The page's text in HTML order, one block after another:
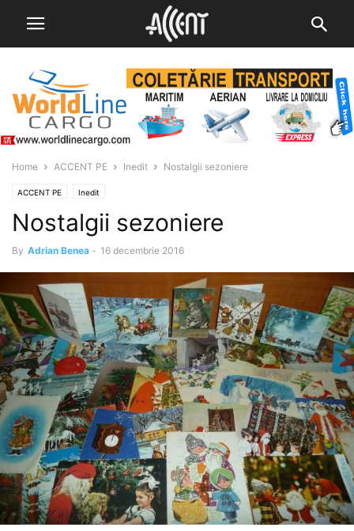
Home ACCENT PE Inedit Nostalgii sezoniere
ACCENT PE Inedit
Nostalgii sezoniere
By Adrian Benea - 16 decembrie 2016